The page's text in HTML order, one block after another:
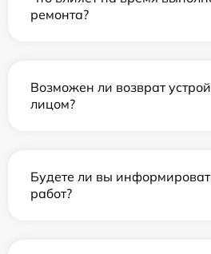
ремонта?
Возможен ли возврат
лицом?
Будете ли вы
работ?